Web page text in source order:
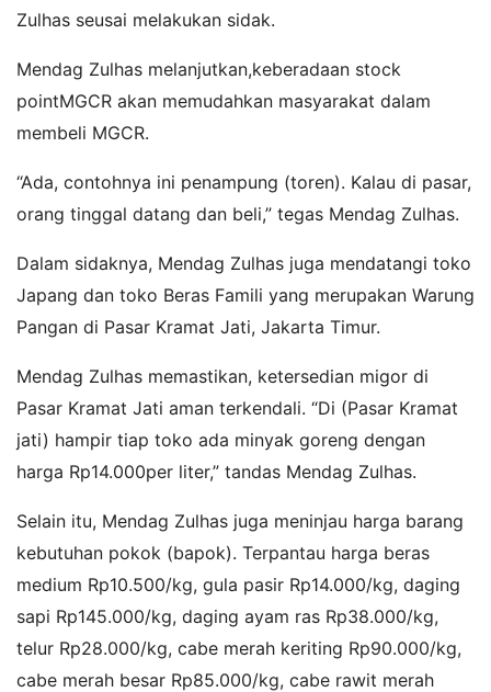
Zulhas seusai melakukan sidak.
Mendag Zulhas melanjutkan,keberadaan stock
pointMGCR akan memudahkan masyarakat dalam
membeli MGCR.
“Ada, contohnya ini penampung (toren). Kalau di pasar,
orang tinggal datang dan beli,” tegas Mendag Zulhas.
Dalam sidaknya, Mendag Zulhas juga mendatangi toko
Japang dan toko Beras Famili yang merupakan Warung
Pangan di Pasar Kramat Jati, Jakarta Timur.
Mendag Zulhas memastikan, ketersedian migor di
Pasar Kramat Jati aman terkendali. “Di (Pasar Kramat
jati) hampir tiap toko ada minyak goreng dengan
harga Rp14.000per liter,” tandas Mendag Zulhas.
Selain itu, Mendag Zulhas juga meninjau harga barang
kebutuhan pokok (bapok). Terpantau harga beras
medium Rp10.500/kg, gula pasir Rp14.000/kg, daging
sapi Rp145.000/kg, daging ayam ras Rp38.000/kg,
telur Rp28.000/kg, cabe merah keriting Rp90.000/kg,
cabe merah besar Rp85.000/kg, cabe rawit merah